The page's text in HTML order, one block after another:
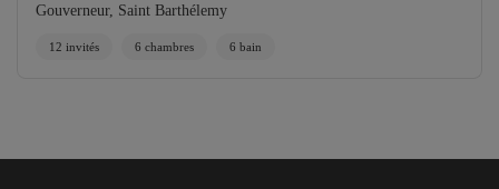
Gouverneur, Saint Barthélemy
12 invités 6 chambres 6 bain